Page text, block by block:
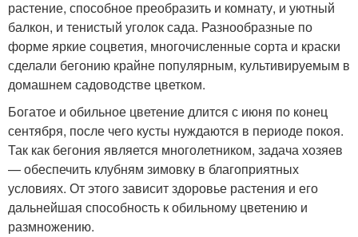
растение, способное преобразить и комнату, и уютный
балкон, и тенистый уголок сада. Разнообразные по
форме яркие соцветия, многочисленные сорта и краски
сделали бегонию крайне популярным, культивируемым в
домашнем садоводстве цветком.
Богатое и обильное цветение длится с июня по конец
сентября, после чего кусты нуждаются в периоде покоя.
Так как бегония является многолетником, задача хозяев
— обеспечить клубням зимовку в благоприятных
условиях. От этого зависит здоровье растения и его
дальнейшая способность к обильному цветению и
размножению.